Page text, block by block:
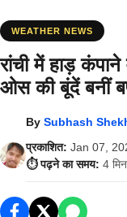
WEATHER NEWS
रांची में हाड़
ओस की बूंदें बनीं
BySubhash
प्रकाशित: Jan 07,
⏱️ पढ़ने का समय: 4